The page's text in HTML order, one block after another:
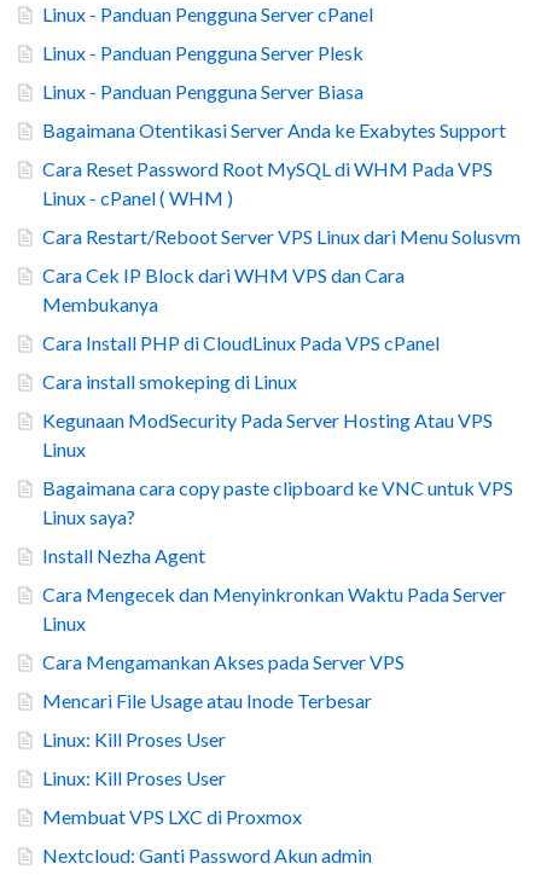
Linux - Panduan Pengguna Server cPanel
Linux - Panduan Pengguna Server Plesk
Linux - Panduan Pengguna Server Biasa
Bagaimana Otentikasi Server Anda ke Exabytes Support
Cara Reset Password Root MySQL di WHM Pada VPS
Linux - cPanel ( WHM )
Cara Restart/Reboot Server VPS Linux dari Menu Solusvm
Cara Cek IP Block dari WHM VPS dan Cara
Membukanya
Cara Install PHP di CloudLinux Pada VPS cPanel
Cara install smokeping di Linux
Kegunaan ModSecurity Pada Server Hosting Atau VPS
Linux
Bagaimana cara copy paste clipboard ke VNC untuk VPS
Linux saya?
Install Nezha Agent
Cara Mengecek dan Menyinkronkan Waktu Pada Server
Linux
Cara Mengamankan Akses pada Server VPS
Mencari File Usage atau Inode Terbesar
Linux: Kill Proses User
Linux: Kill Proses User
Membuat VPS LXC di Proxmox
Nextcloud: Ganti Password Akun admin